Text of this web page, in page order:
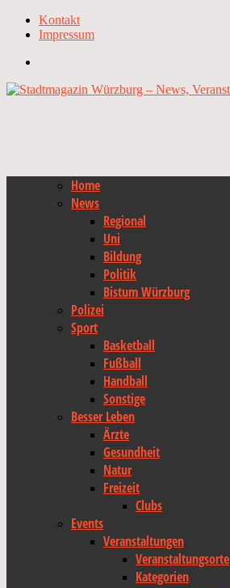
Kontakt
Impressum
Home
News
Regional
Uni
Bildung
Politik
Bistum Würzburg
Polizei
Sport
Basketball
Fußball
Handball
Sonstige
Besser Leben
Ärzte
Gesundheit
Natur
Freizeit
Clubs
Events
Veranstaltungen
Veranstaltungsorte
Kategorien